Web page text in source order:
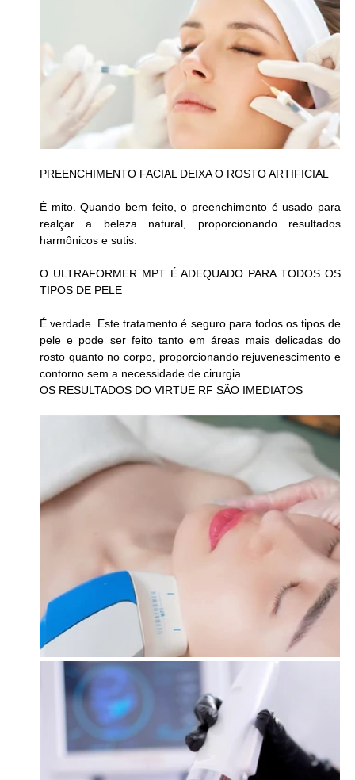
PREENCHIMENTO FACIAL DEIXA O ROSTO ARTIFICIAL
É mito. Quando bem feito, o preenchimento é usado para
realçar a beleza natural, proporcionando resultados
harmônicos e sutis.
O ULTRAFORMER MPT É ADEQUADO PARA TODOS OS
TIPOS DE PELE
É verdade. Este tratamento é seguro para todos os tipos de
pele e pode ser feito tanto em áreas mais delicadas do
rosto quanto no corpo, proporcionando rejuvenescimento e
contorno sem a necessidade de cirurgia.
OS RESULTADOS DO VIRTUE RF SÃO IMEDIATOS